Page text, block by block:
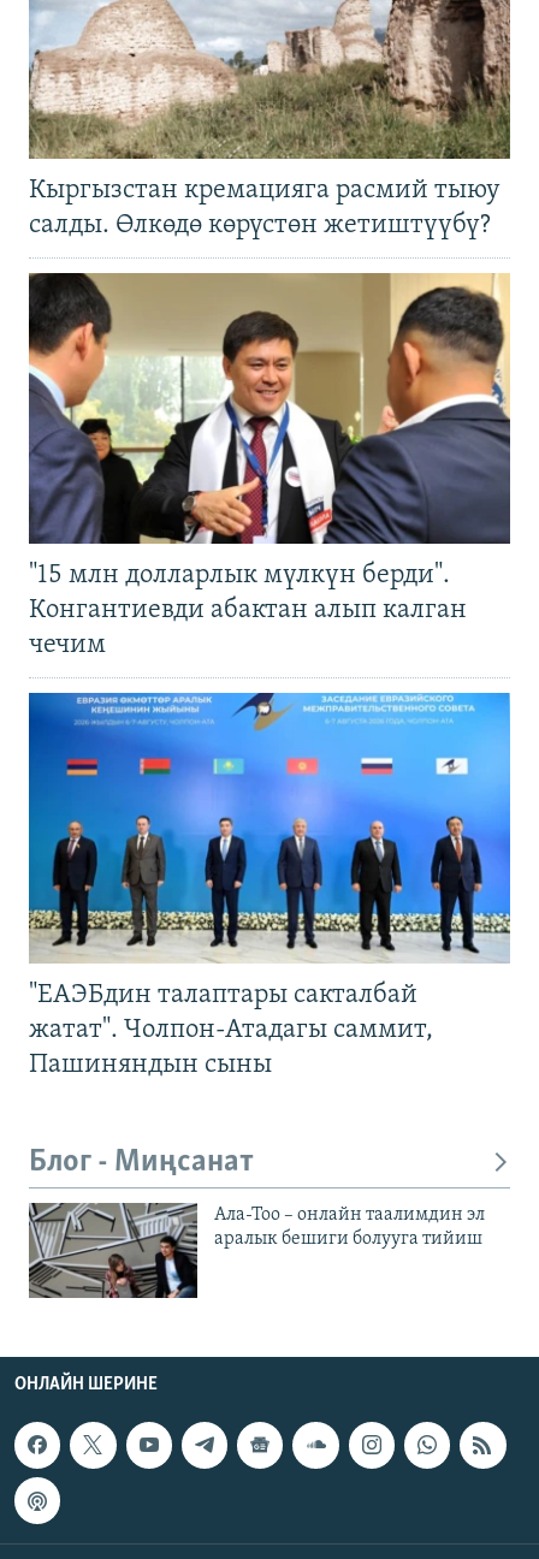
Кыргызстан кремацияга расмий тыюу
салды. Өлкөдө көрүстөн жетиштүүбү?
"15 млн долларлык мүлкүн берди".
Конгантиевди абактан алып калган
чечим
"ЕАЭБдин талаптары сакталбай
жатат". Чолпон-Атадагы саммит,
Пашиняндын сыны
Блог - Миңсанат
Ала-Тоо – онлайн таалимдин эл
аралык бешиги болууга тийиш
ОНЛАЙН ШЕРИНЕ